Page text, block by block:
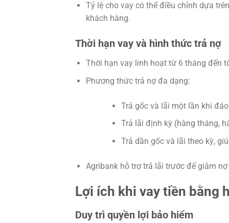
Tỷ lệ cho vay có thể điều chỉnh dựa
khách hàng.
Thời hạn vay và hình thức trả nợ
Thời hạn vay linh hoạt từ 6 tháng đến
Phương thức trả nợ đa dạng:
Trả gốc và lãi một lần khi
Trả lãi định kỳ (hàng tháng,
Trả dần gốc và lãi theo kỳ,
Agribank hỗ trợ trả lãi trước để giảm
Lợi ích khi vay tiền bằng
Duy trì quyền lợi bảo hiểm